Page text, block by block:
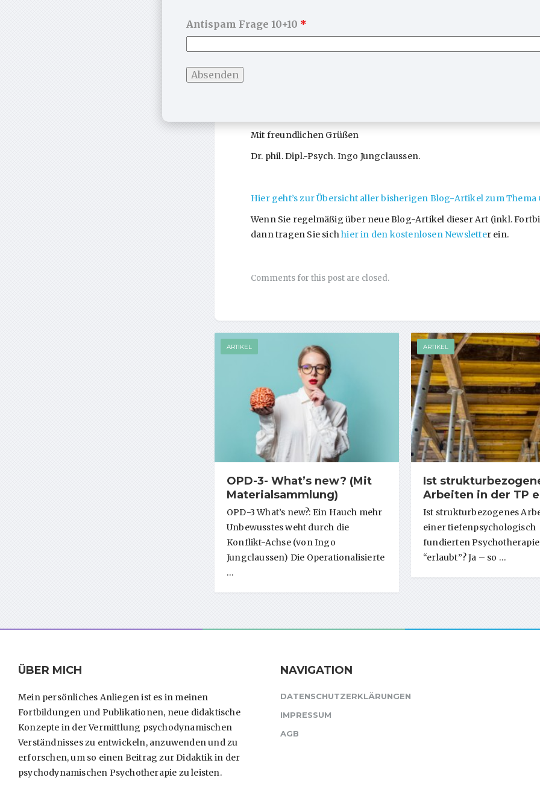
Mit freundlichen Grüßen
Dr. phil. Dipl.-Psych. Ingo Jungclaussen.
Hier geht’s zur Übersicht aller bisherigen Blog-Artikel zum
Wenn Sie regelmäßig über neue Blog-Artikel dieser Art (inkl.
dann tragen Sie sichhier in den kostenlosen Newsletter ein.
Comments for this post are closed.
ARTIKEL
OPD-3- What’s new? (Mit
Materialsammlung)
OPD-3 What’s new?: Ein Hauch mehr
Unbewusstes weht durch die
Konflikt-Achse (von Ingo
Jungclaussen) Die Operationalisierte
…
ARTIKEL
Ist
Arbeiten in der TP
Ist strukturbezogenes
einer tiefenpsychologisch
fundierten Psychotherapie
“erlaubt”? Ja – so …
ÜBER MICH
Mein persönliches Anliegen ist es in meinen
Fortbildungen und Publikationen, neue didaktische
Konzepte in der Vermittlung psychodynamischen
Verständnisses zu entwickeln, anzuwenden und zu
erforschen, um so einen Beitrag zur Didaktik in der
psychodynamischen Psychotherapie zu leisten.
NAVIGATION
DATENSCHUTZERKLÄRUNGEN
IMPRESSUM
AGB
Antispam Frage 10+10 *